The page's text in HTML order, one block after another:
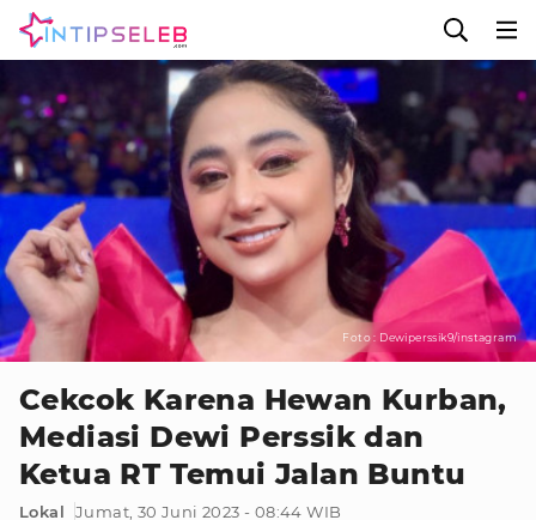
Foto : Dewiperssik9/instagram
Cekcok Karena Hewan Kurban,
Mediasi Dewi Perssik dan
Ketua RT Temui Jalan Buntu
Lokal
Jumat, 30 Juni 2023 - 08:44 WIB